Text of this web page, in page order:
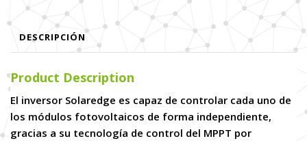
DESCRIPCIÓN
Product Description
El inversor Solaredge es capaz de controlar cada uno de
los módulos fotovoltaicos de forma independiente,
gracias a su tecnología de control del MPPT por